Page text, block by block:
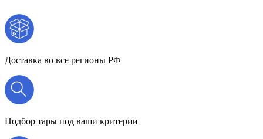
Доставка во все регионы РФ
Подбор тары под ваши критерии